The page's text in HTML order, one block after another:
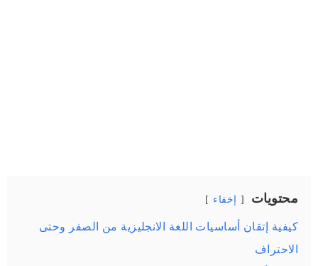
محتويات إخفاء
كيفية إتقان أساسيات اللغة الانجليزية من الصفر وحتى
الاحتراف